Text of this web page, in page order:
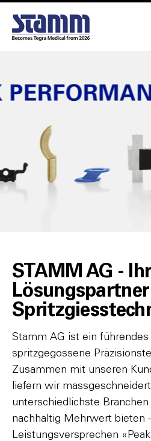
STAMM AG - Ihr
Stamm AG ist ein
spritzgegossene
Zusammen mit unseren
liefern wir
unterschiedlichste
nachhaltig Mehrwert bieten
Leistungsversprechen